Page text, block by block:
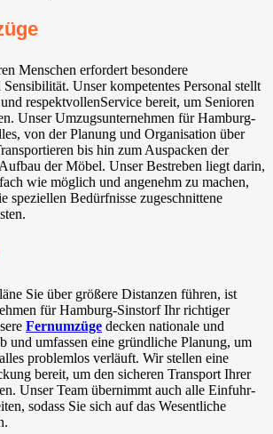
Menschen erfordert besondere
Unser kompetentes Personal stellt
respektvollenService bereit, um Senioren
Unser Umzugsunternehmen für Hamburg-
von der Planung und Organisation über
bis hin zum Auspacken der
der Möbel. Unser Bestreben liegt darin,
wie möglich und angenehm zu machen,
speziellen Bedürfnisse zugeschnittene
Sie über größere Distanzen führen, ist
für Hamburg-Sinstorf Ihr richtiger
Fernumzüge decken nationale und
und umfassen eine gründliche Planung, um
problemlos verläuft. Wir stellen eine
bereit, um den sicheren Transport Ihrer
Unser Team übernimmt auch alle Einfuhr-
sodass Sie sich auf das Wesentliche